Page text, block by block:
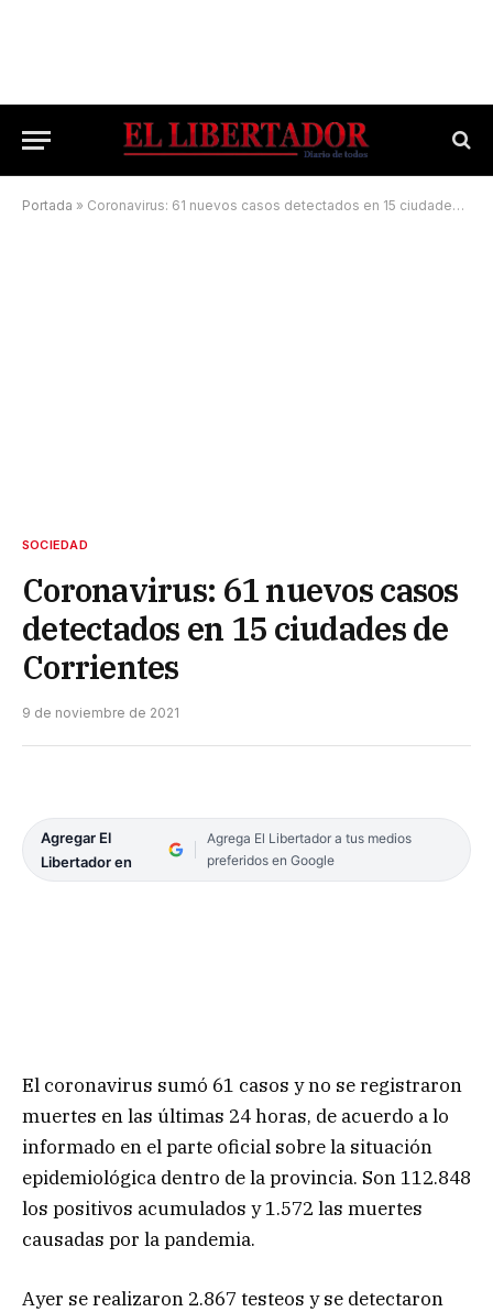
Portada » Coronavirus: 61 nuevos casos detectados en 15 ciudades de Corrientes
SOCIEDAD
Coronavirus: 61 nuevos casos
detectados en 15 ciudades de
Corrientes
9 de noviembre de 2021
Agregar El
Libertador en
Agrega El Libertador a tus medios
preferidos en Google
El coronavirus sumó 61 casos y no se registraron
muertes en las últimas 24 horas, de acuerdo a lo
informado en el parte oficial sobre la situación
epidemiológica dentro de la provincia. Son 112.848
los positivos acumulados y 1.572 las muertes
causadas por la pandemia.
Ayer se realizaron 2.867 testeos y se detectaron